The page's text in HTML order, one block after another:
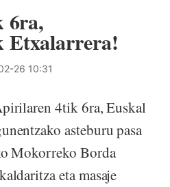
6ra,
Etxalarrera!
26 10:31
4tik 6ra, Euskal
asteburu pasa
Mokorreko Borda
eta masaje